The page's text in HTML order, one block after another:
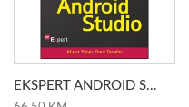
EKSPERT ANDROID S...